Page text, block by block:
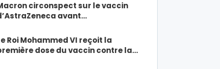
circonspect sur le vaccin
avant…
Roi Mohammed VI reçoit la
dose du vaccin contre la…